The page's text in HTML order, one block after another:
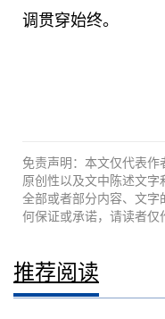
调贯穿始终。
免责声明：本文仅代表
原创性以及文中陈述文
全部或者部分内容、文字
何保证或承诺，请读者仅
推荐阅读